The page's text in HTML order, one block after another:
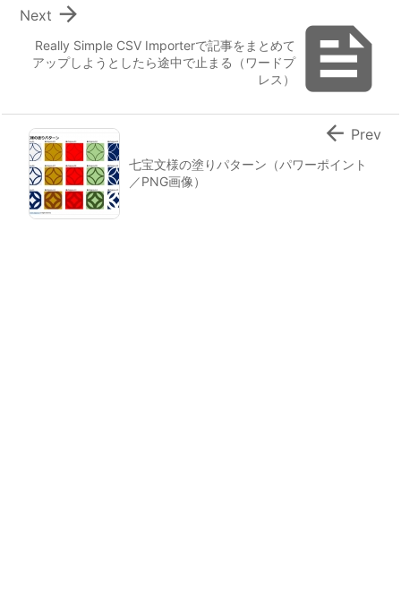

Really Simple CSV Importerで記事をまとめて
アップしようとしたら途中で止まる（ワードプ
レス）

Next
七宝文様の塗りパターン（パワーポイント
／PNG画像）
 Prev